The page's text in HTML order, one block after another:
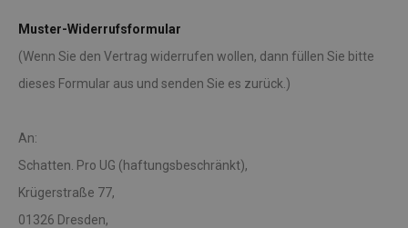
Muster-Widerrufsformular
(Wenn Sie den Vertrag widerrufen wollen, dann füllen Sie bitte
dieses Formular aus und senden Sie es zurück.)
An:
Schatten. Pro UG (haftungsbeschränkt),
Krügerstraße 77,
01326 Dresden,